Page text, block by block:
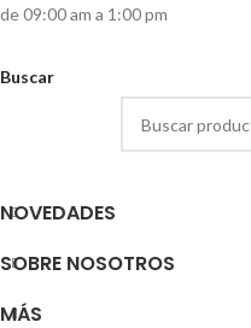
de 09:00 am a 1:00 pm
Buscar
NOVEDADES
SOBRE NOSOTROS
MÁS